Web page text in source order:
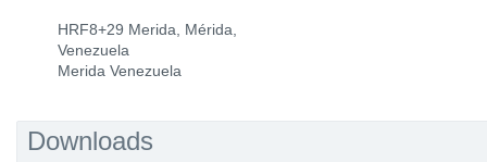
HRF8+29 Merida, Mérida,
Venezuela
Merida Venezuela
Downloads